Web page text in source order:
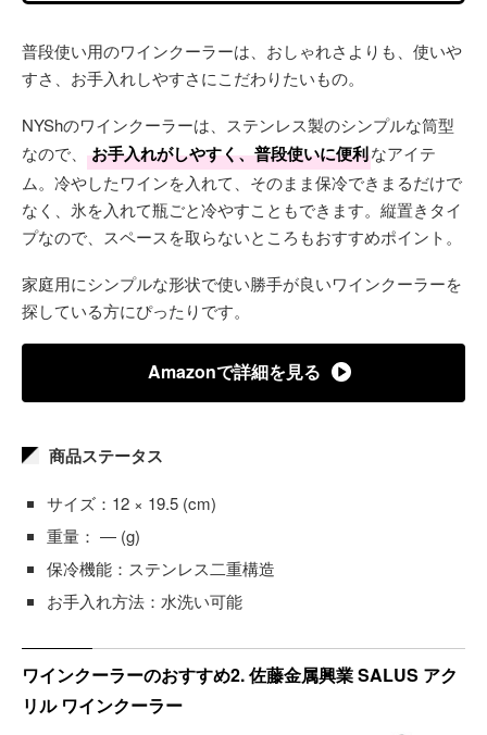
普段使い用のワインクーラーは、おしゃれさよりも、使いや
すさ、お手入れしやすさにこだわりたいもの。
NYShのワインクーラーは、ステンレス製のシンプルな筒型
なので、
お手入れがしやすく、普段使いに便利なアイテ
ム。冷やしたワインを入れて、そのまま保冷できまるだけで
なく、氷を入れて瓶ごと冷やすこともできます。縦置きタイ
プなので、スペースを取らないところもおすすめポイント。
家庭用にシンプルな形状で使い勝手が良いワインクーラーを
探している方にぴったりです。
Amazonで詳細を見る
商品ステータス
サイズ：12 × 19.5 (cm)
重量： ― (g)
保冷機能：ステンレス二重構造
お手入れ方法：水洗い可能
ワインクーラーのおすすめ2. 佐藤金属興業 SALUS アク
リル ワインクーラー